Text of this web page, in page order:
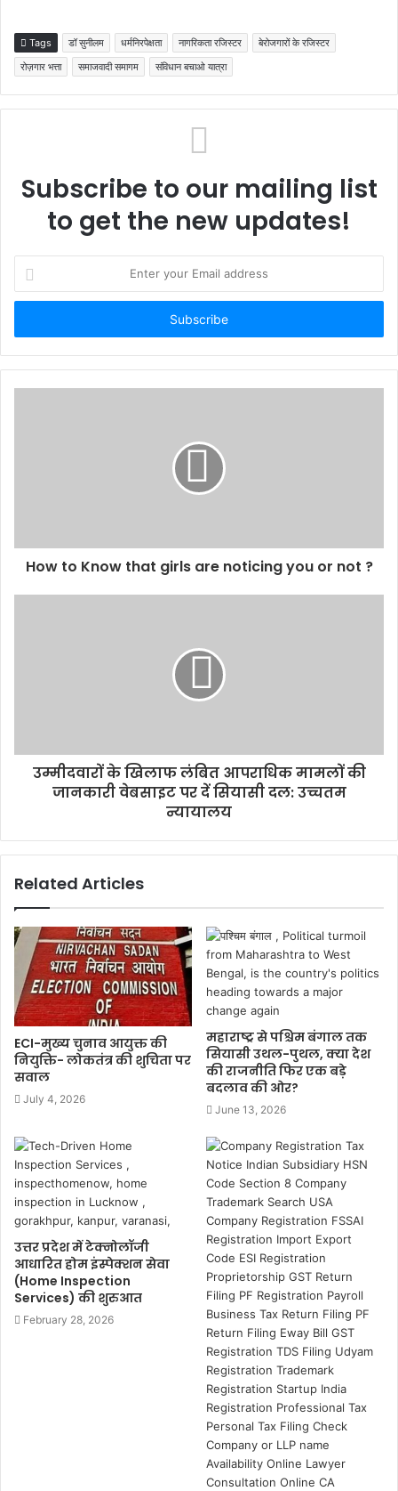
Tags डॉ सुनीलम धर्मनिरपेक्षता नागरिकता रजिस्टर
बेरोजगारों के रजिस्टर
रोज़गार भत्ता
समाजवादी समागम संविधान बचाओ यात्रा
Subscribe to our mailing list
to get the new updates!
your
Email
How to Know that girls are noticing you or not ?
उम्मीदवारों के खिलाफ लंबित आपराधिक मामलों की
जानकारी वेबसाइट पर दें सियासी दल: उच्चतम
न्यायालय
Related Articles
ECI-मुख्य चुनाव आयुक्त की
नियुक्ति- लोकतंत्र की शुचिता पर
सवाल
July 4, 2026
महाराष्ट्र से पश्चिम बंगाल तक
सियासी उथल-पुथल, क्या देश
की राजनीति फिर एक बड़े
बदलाव की ओर?
June 13, 2026
उत्तर प्रदेश में टेक्नोलॉजी
आधारित होम इंस्पेक्शन सेवा
(Home Inspection
Services) की शुरुआत
February 28, 2026